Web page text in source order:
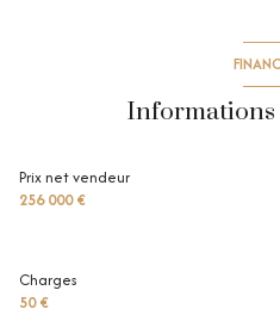
Prix net vendeur
256 000 €
Charges
50 €